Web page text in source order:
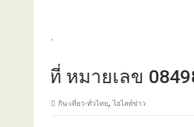
.
หมายเลข
กิน-เที่ยว-ทั่วไทย,ไฮไลท์ข่าว